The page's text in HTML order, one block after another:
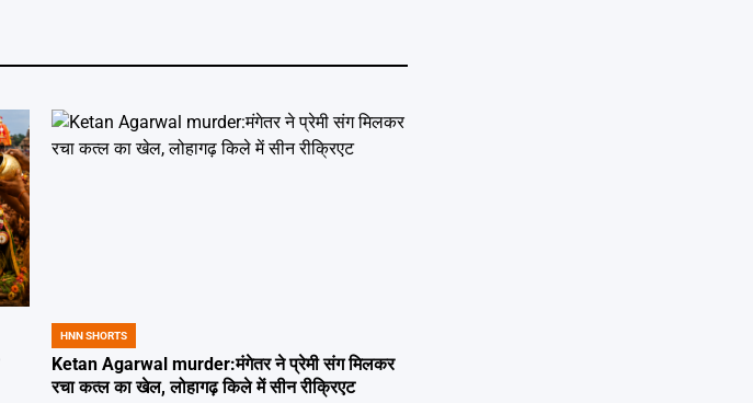
POSTED
IN
HNN SHORTS
Ketan Agarwal murder:मंगेतर ने प्रेमी संग मिलकर
रचा कत्ल का खेल, लोहागढ़ किले में सीन रीक्रिएट